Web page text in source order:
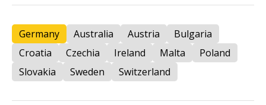
Germany Australia Austria
Bulgaria
Croatia
Czechia Ireland Malta
Poland
Slovakia
Sweden Switzerland